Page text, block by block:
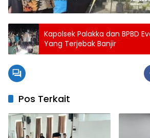
Kapolsek Palakka dan BPBD
Yang Terjebak Banjir
Pos Terkait